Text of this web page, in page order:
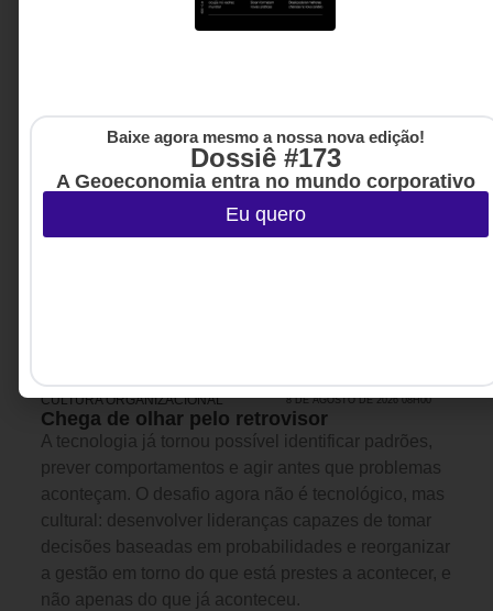
CULTURA ORGANIZACIONAL 8 DE AGOSTO DE 2026 08H00
Chega de olhar pelo retrovisor
A tecnologia já tornou possível identificar padrões,
prever comportamentos e agir antes que problemas
aconteçam. O desafio agora não é tecnológico, mas
cultural: desenvolver lideranças capazes de tomar
decisões baseadas em probabilidades e reorganizar
a gestão em torno do que está prestes a acontecer, e
não apenas do que já aconteceu.
Baixe agora mesmo a nossa nova edição!
Dossiê #173
A Geoeconomia entra no mundo corporativo
Eu quero